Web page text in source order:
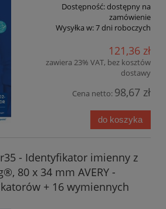
Dostępność:dostępny na
zamówienie
Wysyłka w:7 dni roboczych
121,36 zł
zawiera 23% VAT, bez kosztów
dostawy
Cena netto: 98,67 zł
do koszyka
- Identyfikator imienny z
80 x 34 mm AVERY -
+ 16 wymiennych